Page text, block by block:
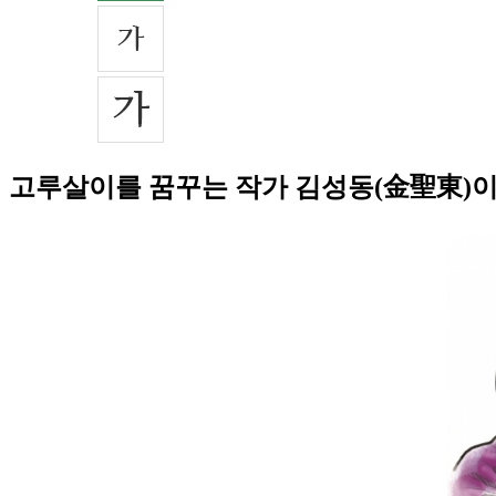
고루살이를 꿈꾸는 작가 김성동(金聖東)